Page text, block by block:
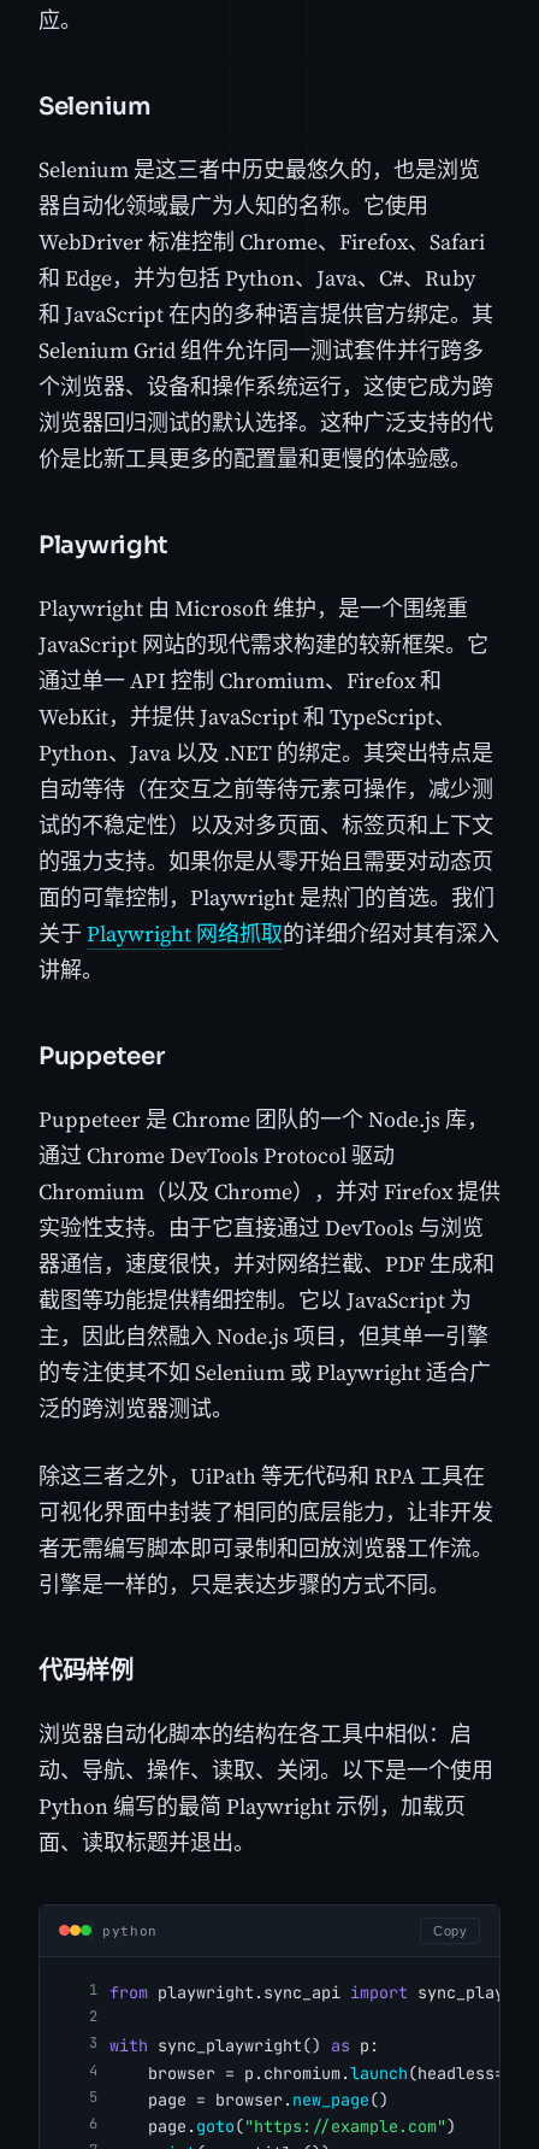
应。
Selenium
Selenium 是这三者中历史最悠久的，也是浏览
器自动化领域最广为人知的名称。它使用
WebDriver 标准控制 Chrome、Firefox、Safari
和 Edge，并为包括 Python、Java、C#、Ruby
和 JavaScript 在内的多种语言提供官方绑定。其
Selenium Grid 组件允许同一测试套件并行跨多
个浏览器、设备和操作系统运行，这使它成为跨
浏览器回归测试的默认选择。这种广泛支持的代
价是比新工具更多的配置量和更慢的体验感。
Playwright
Playwright 由 Microsoft 维护，是一个围绕重
JavaScript 网站的现代需求构建的较新框架。它
通过单一 API 控制 Chromium、Firefox 和
WebKit，并提供 JavaScript 和 TypeScript、
Python、Java 以及 .NET 的绑定。其突出特点是
自动等待（在交互之前等待元素可操作，减少测
试的不稳定性）以及对多页面、标签页和上下文
的强力支持。如果你是从零开始且需要对动态页
面的可靠控制，Playwright 是热门的首选。我们
关于 Playwright 网络抓取的详细介绍对其有深入
讲解。
Puppeteer
Puppeteer 是 Chrome 团队的一个 Node.js 库，
通过 Chrome DevTools Protocol 驱动
Chromium（以及 Chrome），并对 Firefox 提供
实验性支持。由于它直接通过 DevTools 与浏览
器通信，速度很快，并对网络拦截、PDF 生成和
截图等功能提供精细控制。它以 JavaScript 为
主，因此自然融入 Node.js 项目，但其单一引擎
的专注使其不如 Selenium 或 Playwright 适合广
泛的跨浏览器测试。
除这三者之外，UiPath 等无代码和 RPA 工具在
可视化界面中封装了相同的底层能力，让非开发
者无需编写脚本即可录制和回放浏览器工作流。
引擎是一样的，只是表达步骤的方式不同。
代码样例
浏览器自动化脚本的结构在各工具中相似：启
动、导航、操作、读取、关闭。以下是一个使用
Python 编写的最简 Playwright 示例，加载页
面、读取标题并退出。
python Copy
from playwright.sync_api import
with sync_playwright() as p:
    browser = p.chromium.
launch(headless=
    page = browser.
new_page()
    page.
goto("https://example.com")